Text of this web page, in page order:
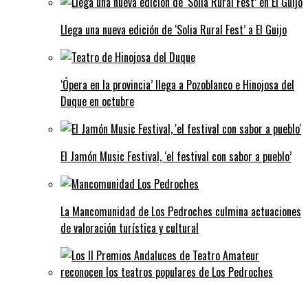
Llega una nueva edición de ‘Solia Rural Fest’ a El Guijo
‘Ópera en la provincia’ llega a Pozoblanco e Hinojosa del
Duque en octubre
El Jamón Music Festival, ‘el festival con sabor a pueblo’
La Mancomunidad de Los Pedroches culmina actuaciones
de valoración turística y cultural